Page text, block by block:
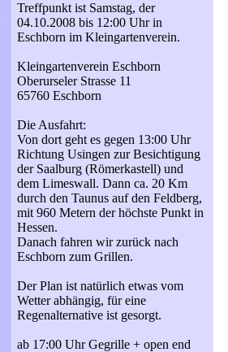
Treffpunkt ist Samstag, der
04.10.2008 bis 12:00 Uhr in
Eschborn im Kleingartenverein.
Kleingartenverein Eschborn
Oberurseler Strasse 11
65760 Eschborn
Die Ausfahrt:
Von dort geht es gegen 13:00 Uhr
Richtung Usingen zur Besichtigung
der Saalburg (Römerkastell) und
dem Limeswall. Dann ca. 20 Km
durch den Taunus auf den Feldberg,
mit 960 Metern der höchste Punkt in
Hessen.
Danach fahren wir zurück nach
Eschborn zum Grillen.
Der Plan ist natürlich etwas vom
Wetter abhängig, für eine
Regenalternative ist gesorgt.
ab 17:00 Uhr Gegrille + open end